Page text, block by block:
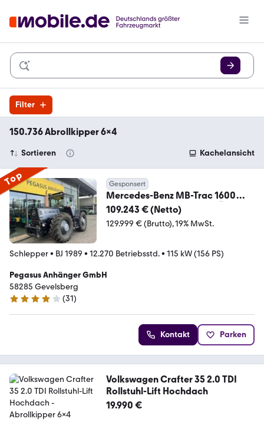
Filter
150.736 Abrollkipper 6x4
Sortieren Kachelansicht
Top Gesponsert
Mercedes-Benz MB-Trac 1600
turbo Schlepper Traktor RÜFA
109.243 € (Netto)
129.999 € (Brutto) 19% MwSt.
Schlepper• BJ 1989 • 12.270 Betriebsstd.• 115 kW (156 PS)
Pegasus Anhänger GmbH
58285 Gevelsberg
3.8 Sterne
(31)
Kontakt Parken
Volkswagen Crafter 35 2.0 TDI
Rollstuhl-Lift Hochdach
19.990 €